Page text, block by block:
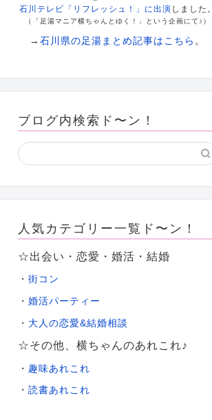
石川テレビ「リフレッシュ！」に出演 しました。
（「足湯マニア横ちゃんとゆく！」という企画にて♪）
→石川県の足湯まとめ記事はこちら 。
ブログ内検索ド〜ン！
人気カテゴリー一覧ド〜ン！
☆出会い・恋愛・婚活・結婚
・ 街コン
・ 婚活パーティー
・ 大人の恋愛&結婚相談
☆その他、横ちゃんのあれこれ♪
・ 趣味あれこれ
・ 読書あれこれ